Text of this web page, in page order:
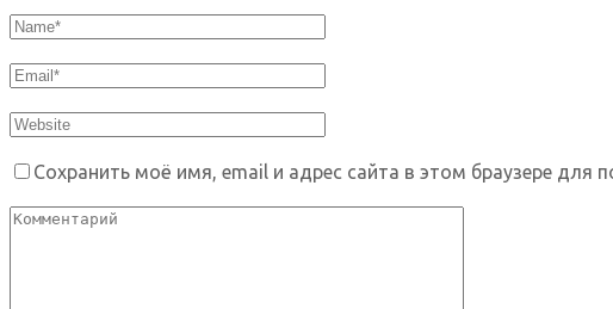
Сохранить моё имя, email и адрес сайта в этом браузере для